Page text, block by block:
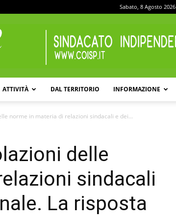
Sabato, 8 Agosto 2026
ATTIVITÀ DAL TERRITORIO INFORMAZIONE
norme in materia di relazioni sindacali e dei...
delle
sindacali
La risposta